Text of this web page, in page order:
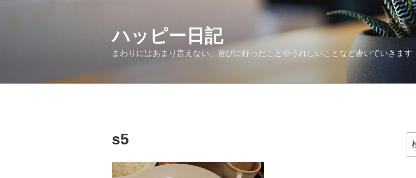
ハッピー日記
まわりにはあまり言えない、遊びに行ったことやうれしいことなど書いていきます
s5
索: